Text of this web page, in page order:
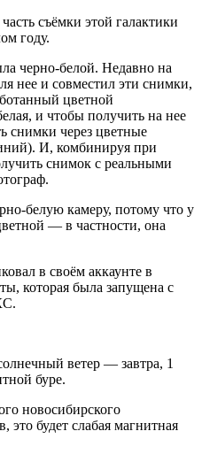
съёмки этой галактики
году.
черно-белой. Недавно на
нее и совместил эти снимки,
цветной
и чтобы получить на нее
снимки через цветные
И, комбинируя при
снимок с реальными
белую камеру, потому что у
— в частности, она
в своём аккаунте в
которая была запущена с
ветер — завтра, 1
буре.
новосибирского
будет слабая магнитная